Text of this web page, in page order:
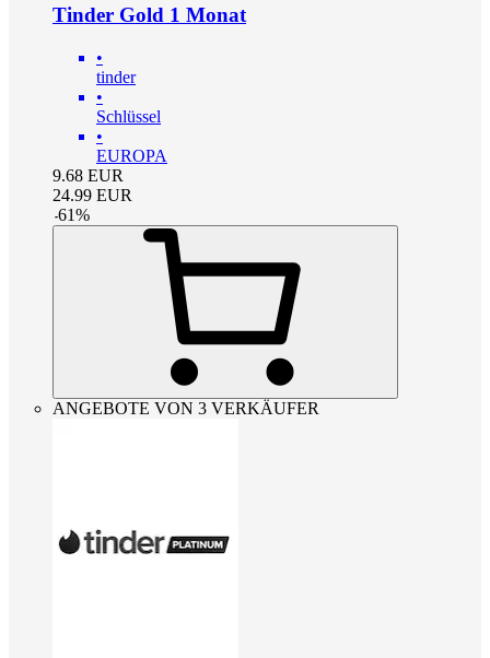
Tinder Gold 1 Monat
•
tinder
•
Schlüssel
•
EUROPA
9.68 EUR
24.99 EUR
-61%
ANGEBOTE VON 3 VERKÄUFER